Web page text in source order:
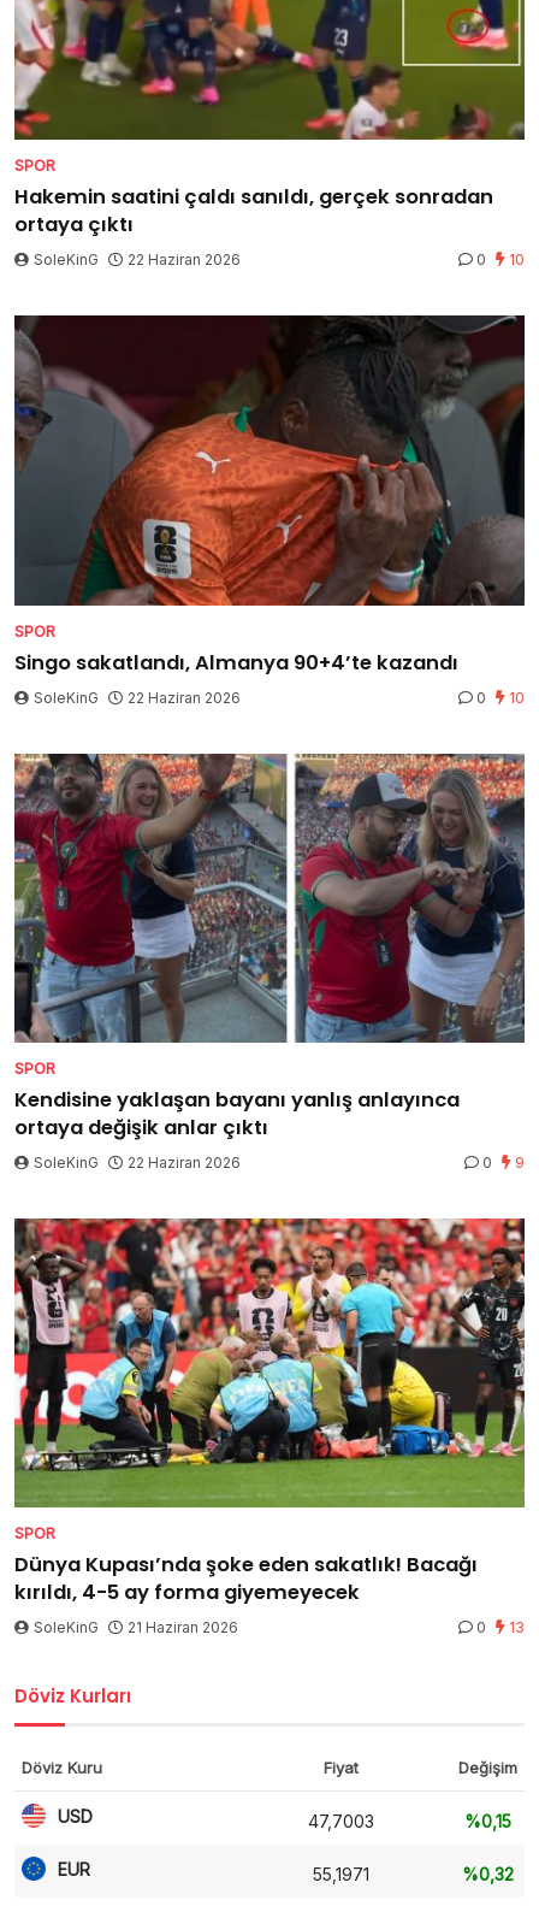
SPOR
Hakemin saatini çaldı sanıldı, gerçek sonradan
ortaya çıktı
SoleKinG 22 Haziran 2026 0 10
SPOR
Singo sakatlandı, Almanya 90+4’te kazandı
SoleKinG 22 Haziran 2026 0 10
SPOR
Kendisine yaklaşan bayanı yanlış anlayınca
ortaya değişik anlar çıktı
SoleKinG 22 Haziran 2026 0 9
SPOR
Dünya Kupası’nda şoke eden sakatlık! Bacağı
kırıldı, 4-5 ay forma giyemeyecek
SoleKinG 21 Haziran 2026 0 13
Döviz Kurları
Döviz Kuru Fiyat Değişim
USD 47,7003 %0,15
EUR 55,1971 %0,32